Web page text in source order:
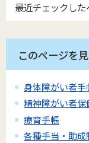
最近チェックした
このページを
身体障がい者手
精神障がい者保
療育手帳
各種手当・助成